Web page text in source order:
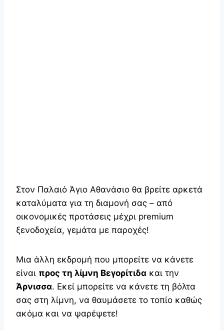
Στον Παλαιό Άγιο Αθανάσιο θα βρείτε αρκετά
καταλύματα για τη διαμονή σας – από
οικονομικές προτάσεις μέχρι premium
ξενοδοχεία, γεμάτα με παροχές!
Μια άλλη εκδρομή που μπορείτε να κάνετε
είναι προς τη λίμνη Βεγορίτιδα και την
Άρνισσα. Εκεί μπορείτε να κάνετε τη βόλτα
σας στη λίμνη, να θαυμάσετε το τοπίο καθώς
ακόμα και να ψαρέψετε!